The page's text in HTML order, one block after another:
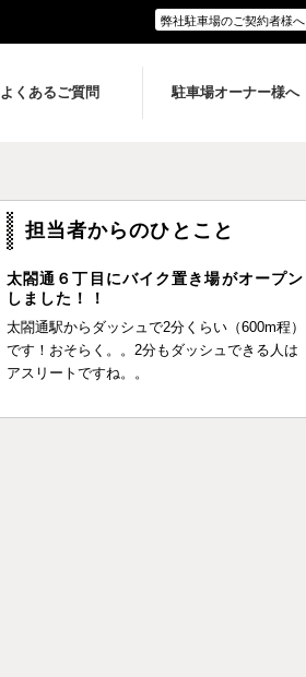
弊社駐車場のご契約者様へ
よくあるご質問 駐車場オーナー様へ
担当者からのひとこと
太閤通６丁目にバイク置き場がオープン
しました！！
太閤通駅からダッシュで2分くらい（600m程）
です！おそらく。。2分もダッシュできる人は
アスリートですね。。